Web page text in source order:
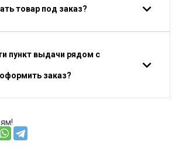
товар под заказ?
пункт выдачи рядом с
заказ?